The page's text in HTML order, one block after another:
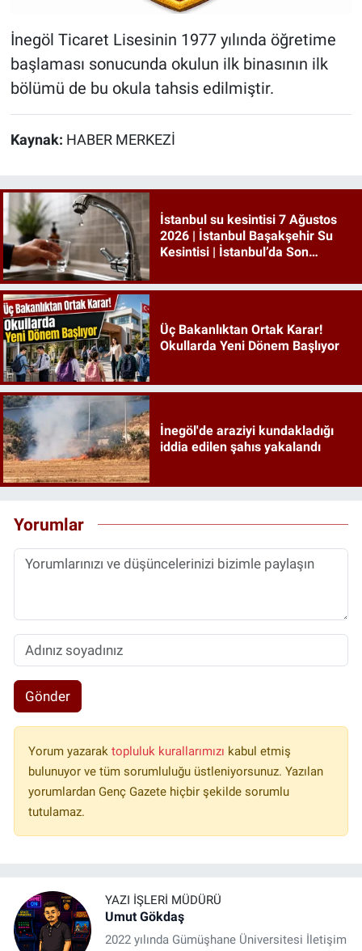
İnegöl Ticaret Lisesinin 1977 yılında öğretime
başlaması sonucunda okulun ilk binasının ilk
bölümü de bu okula tahsis edilmiştir.
Kaynak: HABER MERKEZİ
İstanbul su kesintisi 7 Ağustos
2026 | İstanbul Başakşehir Su
Kesintisi | İstanbul’da Son
Üç Bakanlıktan Ortak Karar!
Okullarda Yeni Dönem Başlıyor
İnegöl'de araziyi kundakladığı
iddia edilen şahıs yakalandı
Yorumlar
Gönder
Yorum yazarak topluluk kurallarımızı kabul etmiş
bulunuyor ve tüm sorumluluğu üstleniyorsunuz. Yazılan
yorumlardan Genç Gazete hiçbir şekilde sorumlu
tutulamaz.
YAZI İŞLERI MÜDÜRÜ
Umut Gökdaş
2022 yılında Gümüşhane Üniversitesi İletişim